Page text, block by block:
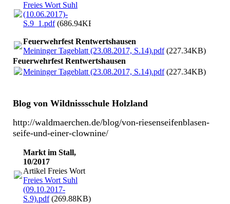
Freies Wort Suhl
(10.06.2017)-
S.9_1.pdf(686.94KB)
Feuerwehrfest Rentwertshausen
Meininger Tageblatt (23.08.2017, S.14).pdf(227.34KB)
Feuerwehrfest Rentwertshausen
Meininger Tageblatt (23.08.2017, S.14).pdf(227.34KB)
Blog von Wildnissschule Holzland
http://waldmaerchen.de/blog/von-riesenseifenblasen-
seife-und-einer-clownine/
Markt im Stall,
10/2017
Artikel Freies Wort
Freies Wort Suhl
(09.10.2017-
S.9).pdf(269.88KB)